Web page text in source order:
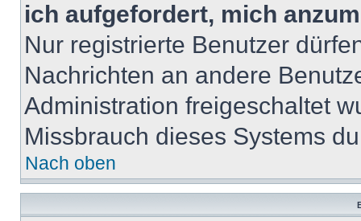
ich aufgefordert, mich
Nur registrierte Benutzer
Nachrichten an andere
Administration freigeschaltet
Missbrauch dieses Systems
Nach oben